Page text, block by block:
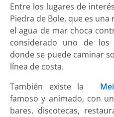
Entre los lugares de
Piedra de Bole, que es
el agua de mar choca
considerado uno de
donde se puede caminar
línea de costa.
También existe la
famoso y animado, con
bares, discotecas,